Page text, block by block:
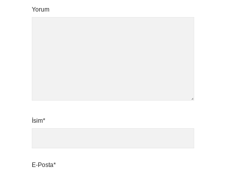
Yorum
İsim*
E-Posta*